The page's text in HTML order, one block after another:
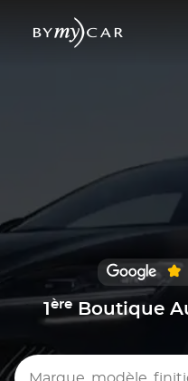
1 ère Boutique
Marque, modèle, finition